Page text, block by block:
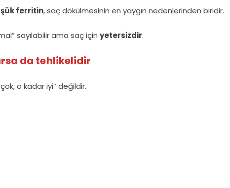
ferritin, saç dökülmesinin en yaygın nedenlerinden biridir.
sayılabilir ama saç içinyetersizdir.
da tehlikelidir
o kadar iyi” değildir.